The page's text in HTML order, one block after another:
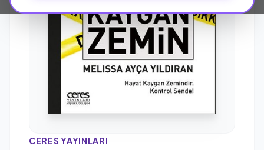
CERES YAYINLARI